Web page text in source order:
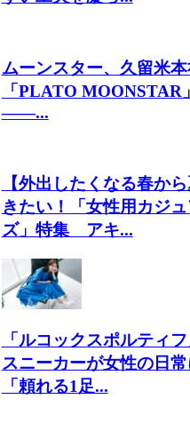
ムーンスター、久留米
「PLATO MOONSTAR
――...
【外出したくなる春か
きたい！「女性用カジ
ズ」特集 アキ...
「ルコックスポルティ
スニーカーが女性の日
「頼れる1足...